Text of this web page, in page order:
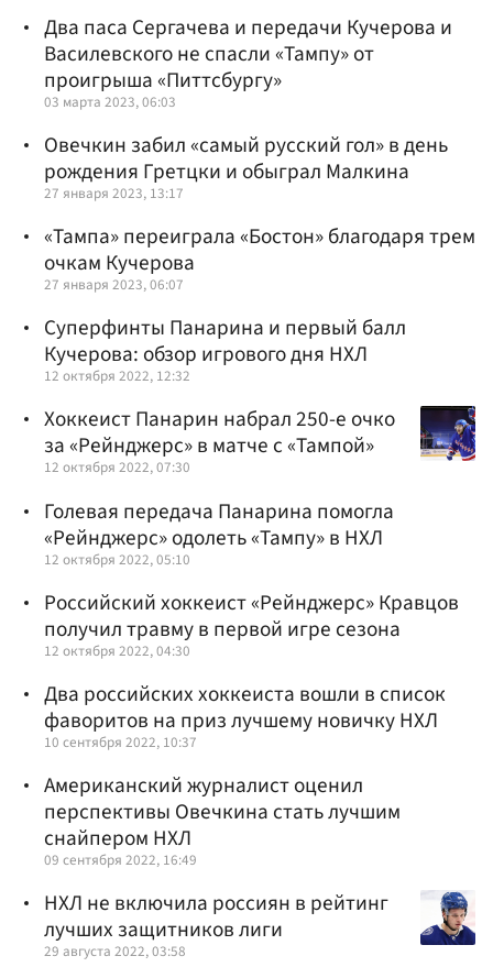
Два паса Сергачева и передачи Кучерова и
Василевского не спасли «Тампу» от
проигрыша «Питтсбургу»
03 марта 2023, 06:03
Овечкин забил «самый русский гол» в день
рождения Гретцки и обыграл Малкина
27 января 2023, 13:17
«Тампа» переиграла «Бостон» благодаря трем
очкам Кучерова
27 января 2023, 06:07
Суперфинты Панарина и первый балл
Кучерова: обзор игрового дня НХЛ
12 октября 2022, 12:32
Хоккеист Панарин набрал 250-е очко
за «Рейнджерс» в матче с «Тампой»
12 октября 2022, 07:30
Голевая передача Панарина помогла
«Рейнджерс» одолеть «Тампу» в НХЛ
12 октября 2022, 05:10
Российский хоккеист «Рейнджерс» Кравцов
получил травму в первой игре сезона
12 октября 2022, 04:30
Два российских хоккеиста вошли в список
фаворитов на приз лучшему новичку НХЛ
10 сентября 2022, 10:37
Американский журналист оценил
перспективы Овечкина стать лучшим
снайпером НХЛ
09 сентября 2022, 16:49
НХЛ не включила россиян в рейтинг
лучших защитников лиги
29 августа 2022, 03:58